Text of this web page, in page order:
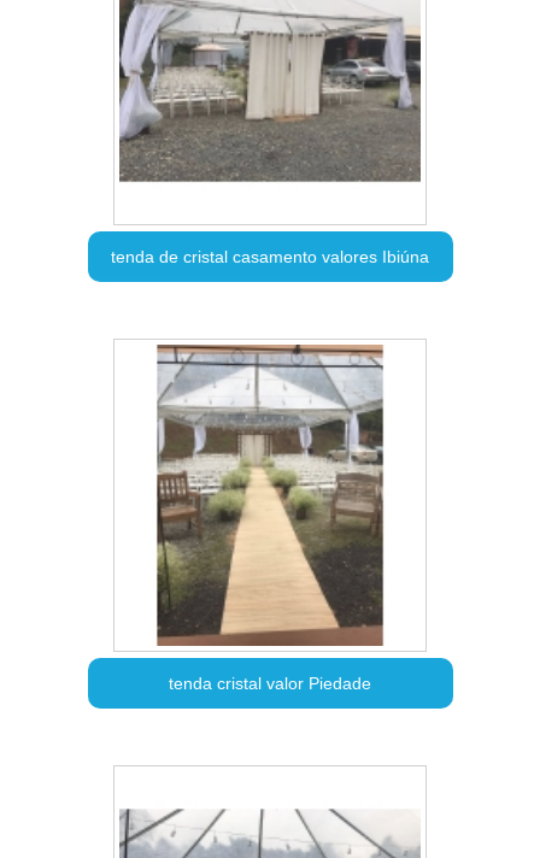
tenda de cristal casamento valores Ibiúna
tenda cristal valor Piedade